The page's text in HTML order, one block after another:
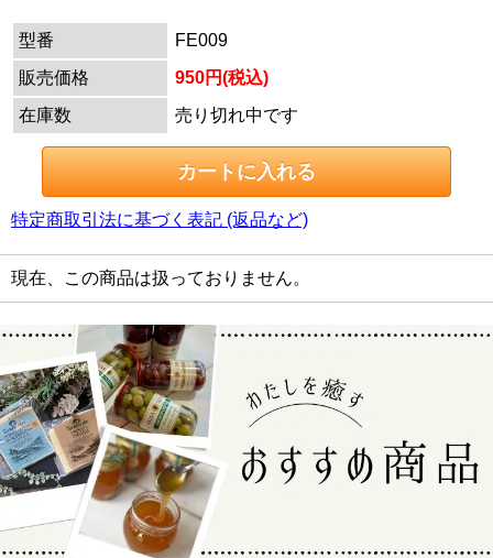
型番
FE009
販売価格
950円(税込)
在庫数
売り切れ中です
特定商取引法に基づく表記 (返品など)
現在、この商品は扱っておりません。